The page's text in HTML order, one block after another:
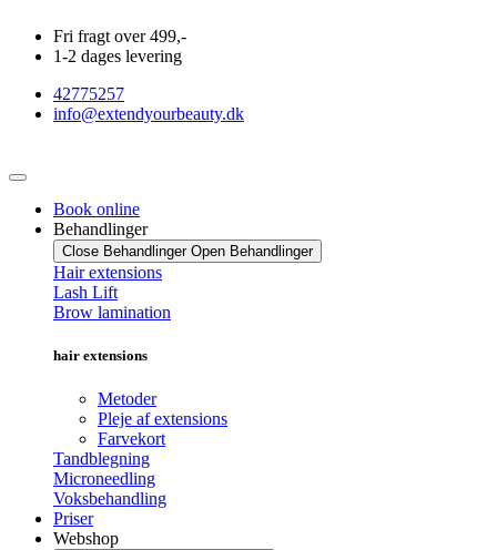
indhold
Fri fragt over 499,-
1-2 dages levering
42775257
info@extendyourbeauty.dk
Book online
Behandlinger
Close Behandlinger Open Behandlinger
Hair extensions
Lash Lift
Brow lamination
hair extensions
Metoder
Pleje af extensions
Farvekort
Tandblegning
Microneedling
Voksbehandling
Priser
Webshop